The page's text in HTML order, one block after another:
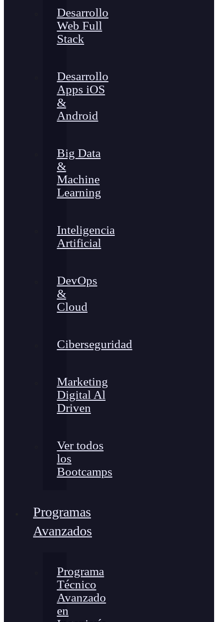
Desarrollo
Web Full
Stack
Desarrollo
Apps iOS
&
Android
Big Data
&
Machine
Learning
Inteligencia
Artificial
DevOps
&
Cloud
Ciberseguridad
Marketing
Digital Al
Driven
Ver todos
los
Bootcamps
Programas
Avanzados
Programa
Técnico
Avanzado
en